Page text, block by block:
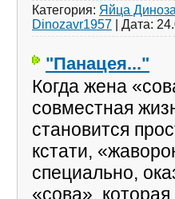
Категория: Яйца
Dinozavr1957
Дата:
"Панацея..."
Когда жена
совместная
становится
кстати,
специально,
«сова»,